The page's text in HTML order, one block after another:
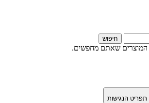
חיפוש
המוצרים שאתם מחפשים.
הנגישות